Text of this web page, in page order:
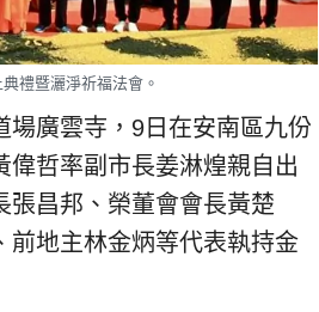
禮暨灑淨祈福法會。
場廣雲寺，9日在安南區九份
哲率副市長姜淋煌親自出
張昌邦、榮董會會長黃楚
前地主林金炳等代表執持金